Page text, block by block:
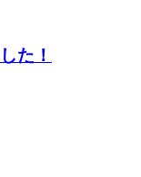
た！